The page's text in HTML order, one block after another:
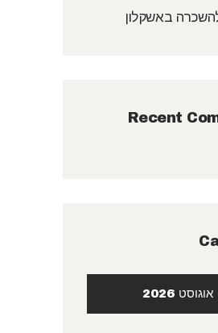
באשקלון
Recent
אוגוסט 2026